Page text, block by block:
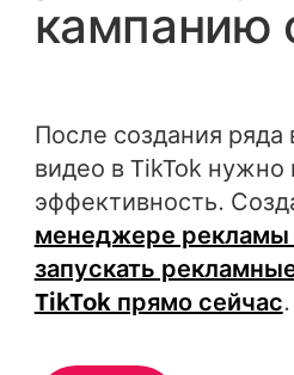
кампанию
После создания
видео в TikTok нужно
эффективность.
менеджере рекламы
запускать
TikTok прямо сейчас.